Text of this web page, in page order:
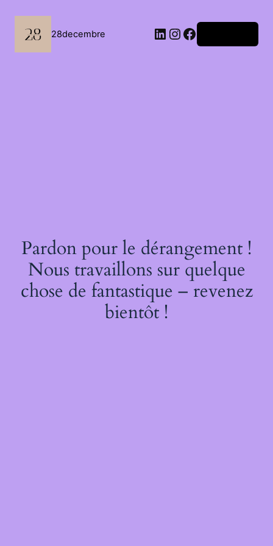
contenu
28decembre LinkedIn
Instagram
Facebook
Pardon pour le dérangement !
Nous travaillons sur quelque
chose de fantastique – revenez
bientôt !